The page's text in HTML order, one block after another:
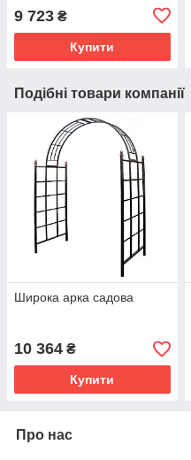
9 723 ₴
Купити
Подібні товари компанії
Широка арка садова
10 364 ₴
Купити
Про нас